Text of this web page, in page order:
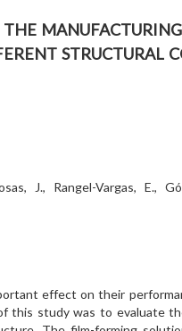
structural
J., Rangel-Vargas, E.,
effect on their
this study was to evaluate